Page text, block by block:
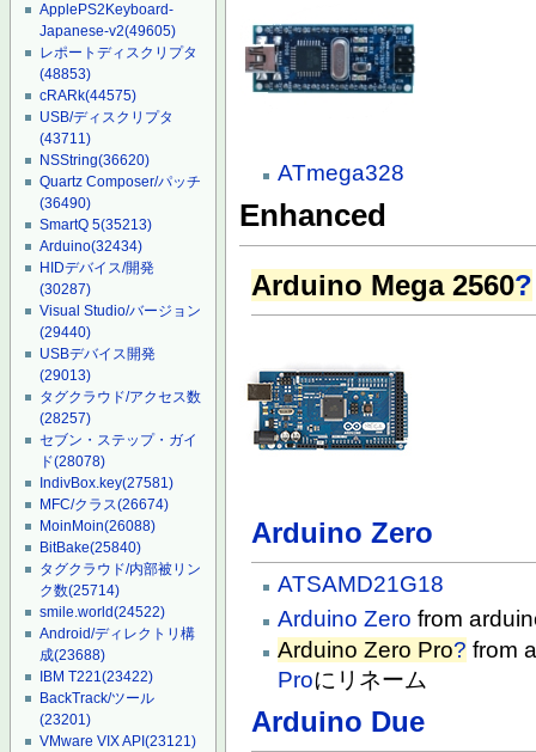
ApplePS2Keyboard-
Japanese-v2(49605)
レポートディスクリプタ
(48853)
cRARk(44575)
USB/ディスクリプタ
(43711)
NSString(36620)
Quartz Composer/パッチ
(36490)
SmartQ 5(35213)
Arduino(32434)
HIDデバイス/開発
(30287)
Visual Studio/バージョン
(29440)
USBデバイス開発
(29013)
タグクラウド/アクセス数
(28257)
セブン・ステップ・ガイ
ド(28078)
IndivBox.key(27581)
MFC/クラス(26674)
MoinMoin(26088)
BitBake(25840)
タグクラウド/内部被リン
ク数(25714)
smile.world(24522)
Android/ディレクトリ構
成(23688)
IBM T221(23422)
BackTrack/ツール
(23201)
VMware VIX API(23121)
ATmega328
Enhanced
Arduino Mega 2560?
Arduino Zero
ATSAMD21G18
Arduino Zero from
Arduino Zero Pro? from
Proにリネーム
Arduino Due